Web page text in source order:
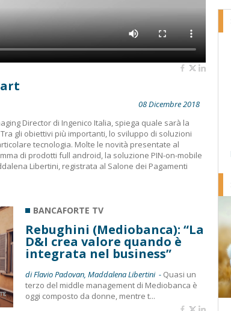
08 Dicembre 2018
Director di Ingenico Italia, spiega quale sarà la
gli obiettivi più importanti, lo sviluppo di soluzioni
tecnologia. Molte le novità presentate al
di prodotti full android, la soluzione PIN-on-mobile
Libertini, registrata al Salone dei Pagamenti
BANCAFORTE TV
Rebughini (Mediobanca): “La
D&I crea valore quando è
integrata nel business”
di Flavio Padovan, Maddalena Libertini - Quasi un
terzo del middle management di Mediobanca è
oggi composto da donne, mentre t...